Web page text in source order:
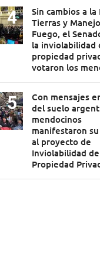
Sin cambios a la
Tierras y
Fuego, el
la inviolabilidad
propiedad
votaron los
Con mensajes
del suelo
mendocinos
manifestaron
al proyecto de
Inviolabilidad
Propiedad